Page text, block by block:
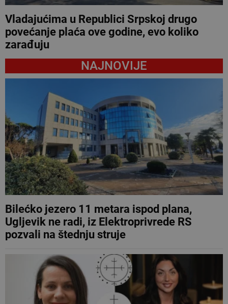
Vladajućima u Republici Srpskoj drugo
povećanje plaća ove godine, evo koliko
zarađuju
NAJNOVIJE
Bilećko jezero 11 metara ispod plana,
Ugljevik ne radi, iz Elektroprivrede RS
pozvali na štednju struje